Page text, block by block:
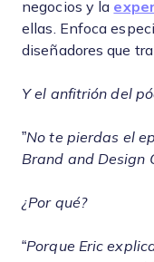
negocios y la
ellas. Enfoca
diseñadores que
Y el anfitrión del
”No te pierdas el
Brand and Design
¿Por qué?
“Porque Eric